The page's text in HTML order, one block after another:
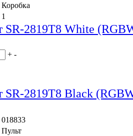
Коробка
1
SR-2819T8 White
+ -
SR-2819T8 Black
018833
Пульт